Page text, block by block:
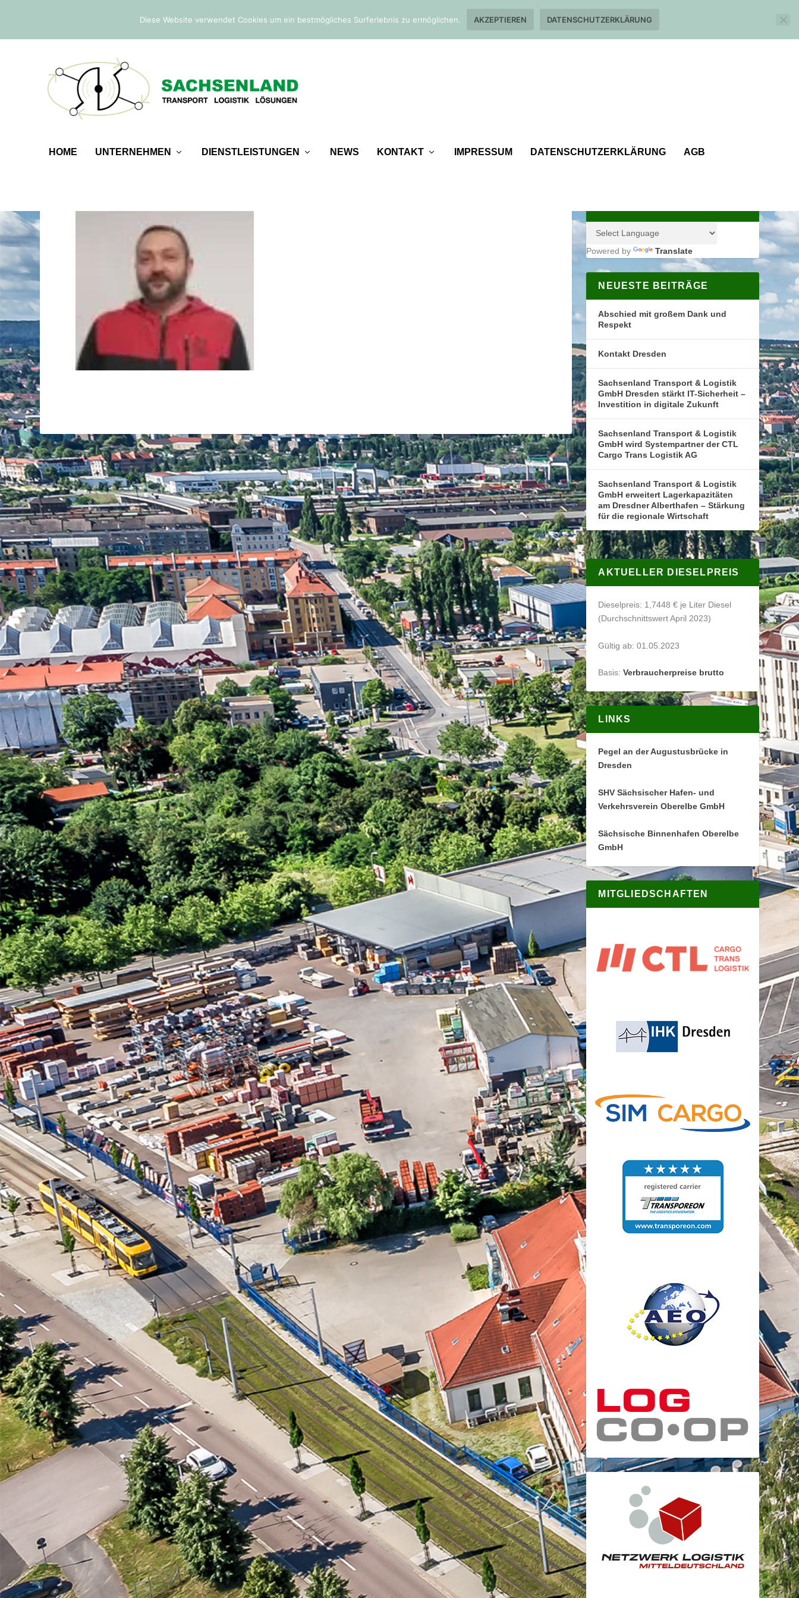
Befreiung von der Sicherheitsleistung
HOME UNTERNEHMEN DIENSTLEISTUNGEN NEWS KONTAKT IMPRESSUM DATENSCHUTZERKLÄRUNG AGB
Powered by Translate
NEUESTE BEITRÄGE
Abschied mit großem Dank und
Respekt
Kontakt Dresden
Sachsenland Transport & Logistik
GmbH Dresden stärkt IT-Sicherheit –
Investition in digitale Zukunft
Sachsenland Transport & Logistik
GmbH wird Systempartner der CTL
Cargo Trans Logistik AG
Sachsenland Transport & Logistik
GmbH erweitert Lagerkapazitäten
am Dresdner Alberthafen – Stärkung
für die regionale Wirtschaft
AKTUELLER DIESELPREIS
Dieselpreis: 1,7448 € je Liter Diesel
(Durchschnittswert April 2023)
Gültig ab: 01.05.2023
Basis:Verbraucherpreise brutto
LINKS
Pegel an der Augustusbrücke in
Dresden
SHV Sächsischer Hafen- und
Verkehrsverein Oberelbe GmbH
Sächsische Binnenhafen Oberelbe
GmbH
MITGLIEDSCHAFTEN
Diese Website verwendet Cookies um ein bestmögliches Surferlebnis zu ermöglichen. AKZEPTIEREN DATENSCHUTZERKLÄRUNG